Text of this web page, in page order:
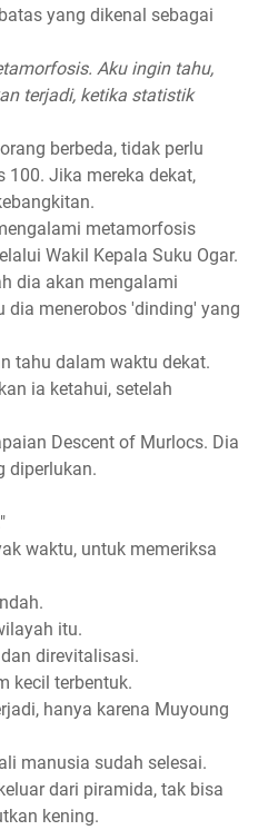
yang dikenal sebagai
Aku ingin tahu,
terjadi, ketika statistik
berbeda, tidak perlu
Jika mereka dekat,
metamorfosis
Wakil Kepala Suku Ogar.
dia akan mengalami
dia menerobos 'dinding' yang
tahu dalam waktu dekat.
ia ketahui, setelah
Descent of Murlocs. Dia
diperlukan.
waktu, untuk memeriksa
itu.
direvitalisasi.
kecil terbentuk.
hanya karena Muyoung
manusia sudah selesai.
dari piramida, tak bisa
kening.